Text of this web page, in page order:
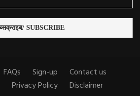
FAQs Sign-up
Contact us
Privacy Policy Disclaimer